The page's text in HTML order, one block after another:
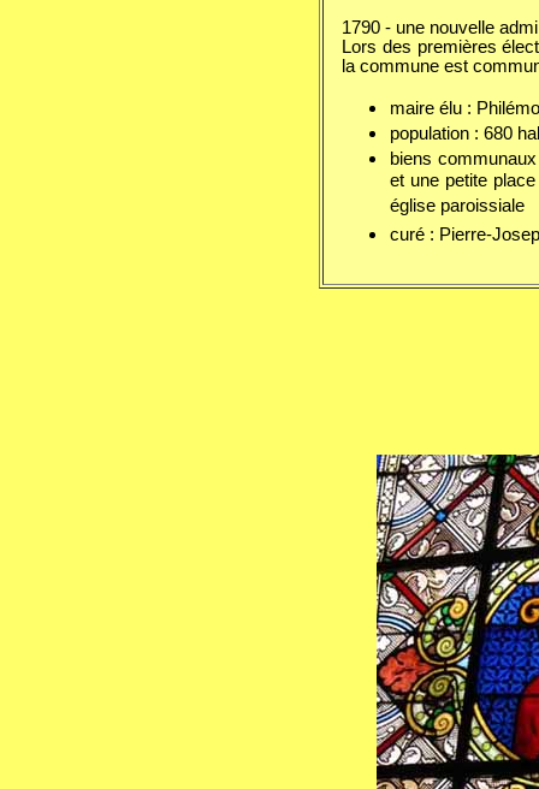
1790 - une nouvelle
Lors des premières
la commune est
maire élu :
population : 680
biens
et une petite
église paroissiale
curé : Pierre-